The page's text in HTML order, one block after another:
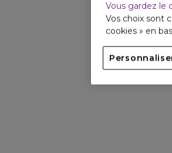
Vous gardez le
Vos choix sont
cookies » en